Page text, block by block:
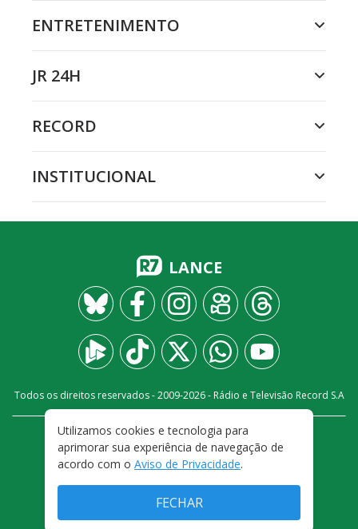
ENTRETENIMENTO
JR 24H
RECORD
INSTITUCIONAL
LANCE
Todos os direitos reservados - 2009-2026- Rádio e Televisão Record S.A
FALE CONOSCO
PRIVACIDADE
TERMOS E CONDIÇÕES DE USO
Utilizamos cookies e tecnologia para
aprimorar sua experiência de navegação de
acordo com o Aviso de Privacidade.
FECHAR